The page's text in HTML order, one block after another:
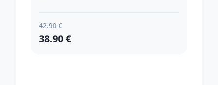
42.90 €
38.90 €